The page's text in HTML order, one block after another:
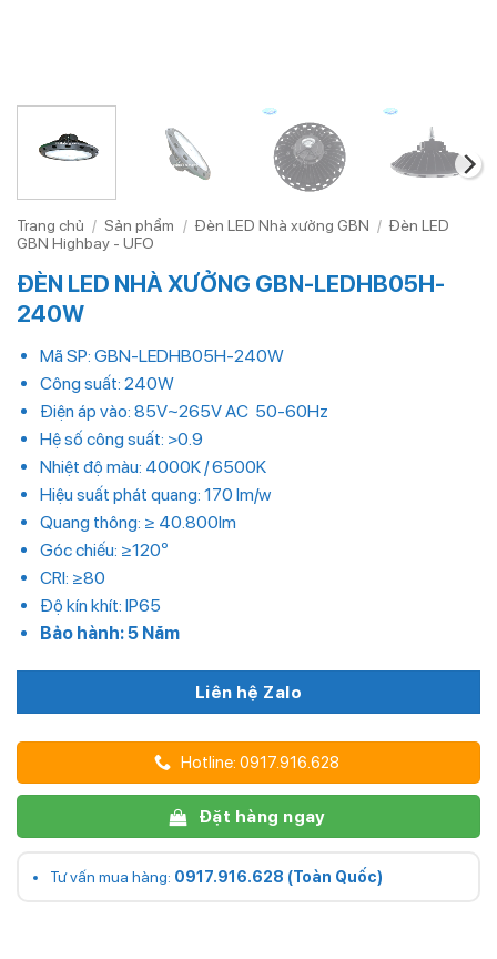
Trang chủ / Sản phẩm / Đèn LED Nhà xưởng GBN / Đèn LED
GBN Highbay - UFO
ĐÈN LED NHÀ XƯỞNG GBN-LEDHB05H-
240W
Mã SP: GBN-LEDHB05H-240W
Công suất: 240W
Điện áp vào: 85V~265V AC 50-60Hz
Hệ số công suất: >0.9
Nhiệt độ màu: 4000K / 6500K
Hiệu suất phát quang: 170 lm/w
Quang thông: ≥ 40.800lm
Góc chiếu: ≥120º
CRI: ≥80
Độ kín khít: IP65
Bảo hành: 5 Năm
Liên hệ Zalo
Hotline: 0917.916.628
Đặt hàng ngay
Tư vấn mua hàng: 0917.916.628 (Toàn Quốc)